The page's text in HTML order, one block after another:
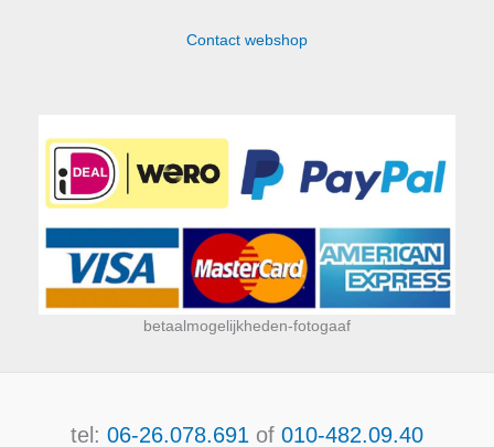
Contact webshop
betaalmogelijkheden-fotogaaf
tel: 06-26.078.691 of 010-482.09.40